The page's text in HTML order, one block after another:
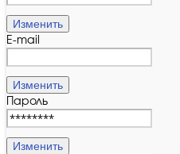
Изменить
E-mail
Изменить
Пароль
Изменить